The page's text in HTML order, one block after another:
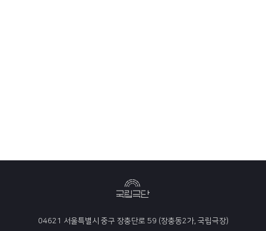
04621 서울특별시 중구 장충단로 59 (장충동2가, 국립극장)